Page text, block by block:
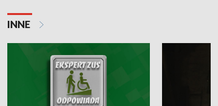
INNE